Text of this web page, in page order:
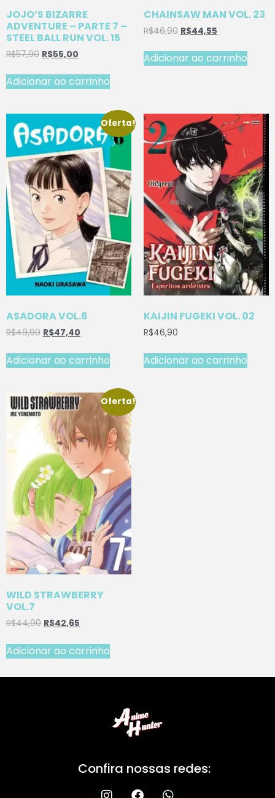
JOJO’S BIZARRE
ADVENTURE – PARTE 7 –
STEEL BALL RUN VOL. 15
R$57,90 R$55,00
Adicionar ao carrinho
CHAINSAW MAN VOL. 23
R$46,90 R$44,55
Adicionar ao carrinho
Oferta!
ASADORA VOL.6
R$49,90 R$47,40
Adicionar ao carrinho
KAIJIN FUGEKI VOL. 02
R$46,90
Adicionar ao carrinho
Oferta!
WILD STRAWBERRY
VOL.7
R$44,90 R$42,65
Adicionar ao carrinho
Confira nossas redes: